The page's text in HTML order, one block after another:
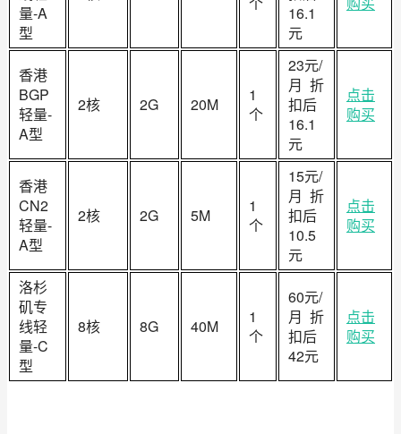
量-A
型
16.1
元
香港
BGP
轻量-
A型
2核 2G 20M
1
个
23元/
月 折
扣后
16.1
元
点击
购买
香港
CN2
轻量-
A型
2核 2G 5M
1
个
15元/
月 折
扣后
10.5
元
点击
购买
洛杉
矶专
线轻
量-C
型
8核 8G 40M
1
个
60元/
月 折
扣后
42元
点击
购买